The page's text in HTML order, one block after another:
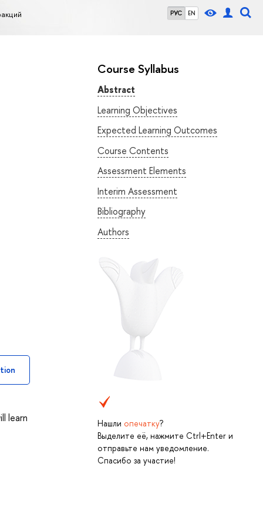
РУС EN
Course Syllabus
Abstract
Learning Objectives
Expected Learning Outcomes
Course Contents
Assessment Elements
Interim Assessment
Bibliography
Authors
Нашли опечатку?
Выделите её, нажмите Ctrl+Enter и
отправьте нам уведомление.
Спасибо за участие!
learn